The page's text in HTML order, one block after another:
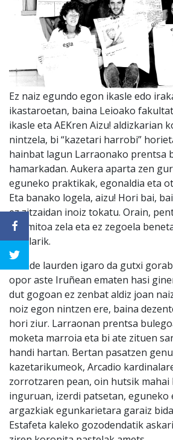
Ez naiz egundo egon ikasle edo
ikastaroetan, baina Leioako
ikasle eta AEKren Aizu! aldizkarian
nintzela, bi “kazetari harrobi”
hainbat lagun Larraonako prentsa
hamarkadan. Aukera aparta zen
eguneko praktikak, egonaldia eta
Eta banako logela, aizu! Hori bai,
ez zitzaidan inoiz tokatu. Orain,
dut mitoa zela eta ez zegoela
logelarik.
Mende laurden igaro da gutxi
opor aste Iruñean ematen hasi
dut gogoan ez zenbat aldiz joan
noiz egon nintzen ere, baina
hori ziur. Larraonan prentsa
moketa marroia eta bi ate zituen
handi hartan. Bertan pasatzen
kazetarikumeok, Arcadio
zorrotzaren pean, oin hutsik
inguruan, izerdi patsetan, eguneko
argazkiak egunkarietara garaiz
Estafeta kaleko gozodendatik